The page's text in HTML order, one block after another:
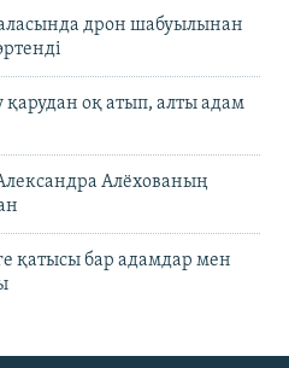
дрон шабуылынан
қарудан оқ атып, алты адам
Алёхованың
қатысы бар адамдар мен